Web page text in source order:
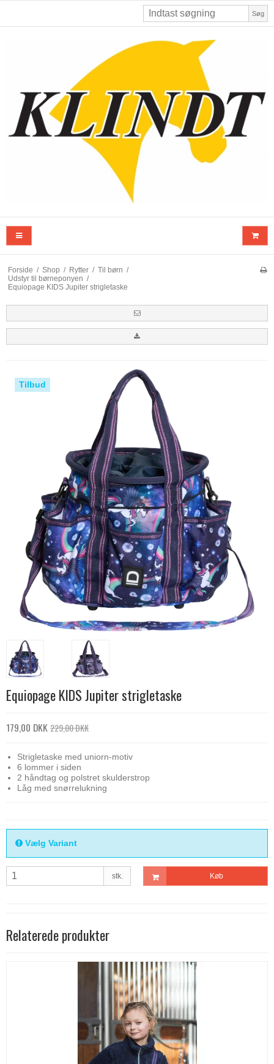
Søg
Forside / Shop / Rytter / Til børn /
Udstyr til børneponyen /
Equiopage KIDS Jupiter strigletaske
Tilbud
Equiopage KIDS Jupiter strigletaske
179,00 DKK229,00 DKK
Strigletaske med uniorn-motiv
6 lommer i siden
2 håndtag og polstret skulderstrop
Låg med snørrelukning
Vælg Variant
stk. Køb
Relaterede produkter